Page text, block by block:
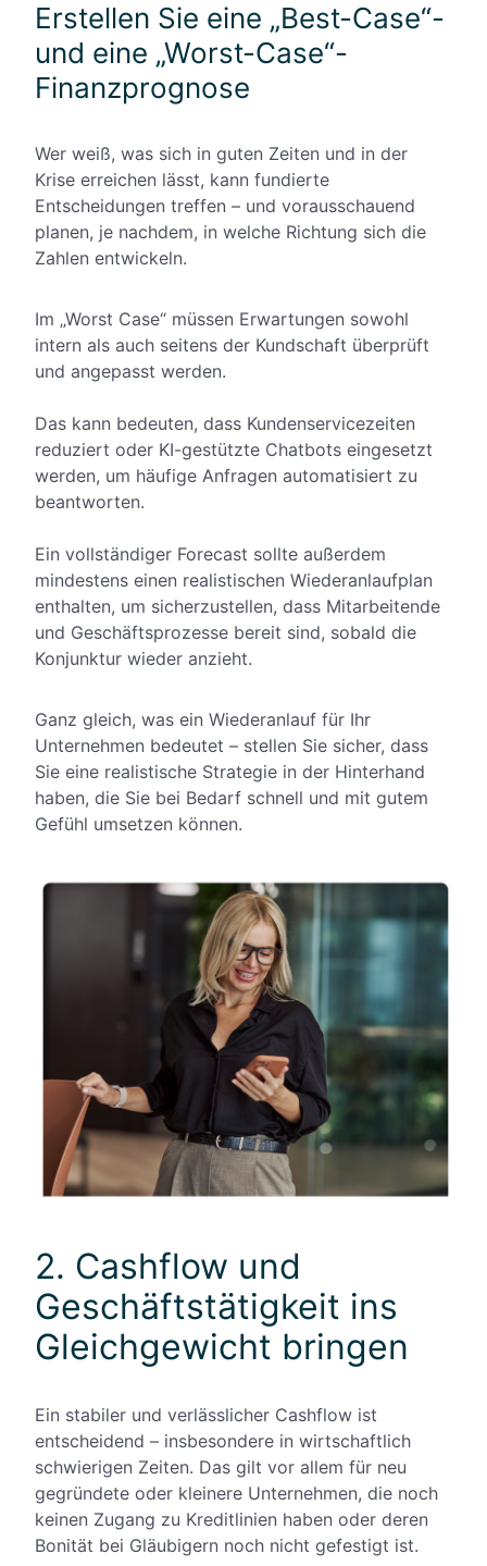
Erstellen Sie eine „Best-Case“-
und eine „Worst-Case“-
Finanzprognose
Wer weiß, was sich in guten Zeiten und in der
Krise erreichen lässt, kann fundierte
Entscheidungen treffen – und vorausschauend
planen, je nachdem, in welche Richtung sich die
Zahlen entwickeln.
Im „Worst Case“ müssen Erwartungen sowohl
intern als auch seitens der Kundschaft überprüft
und angepasst werden.
Das kann bedeuten, dass Kundenservicezeiten
reduziert oder KI-gestützte Chatbots eingesetzt
werden, um häufige Anfragen automatisiert zu
beantworten.
Ein vollständiger Forecast sollte außerdem
mindestens einen realistischen Wiederanlaufplan
enthalten, um sicherzustellen, dass Mitarbeitende
und Geschäftsprozesse bereit sind, sobald die
Konjunktur wieder anzieht.
Ganz gleich, was ein Wiederanlauf für Ihr
Unternehmen bedeutet – stellen Sie sicher, dass
Sie eine realistische Strategie in der Hinterhand
haben, die Sie bei Bedarf schnell und mit gutem
Gefühl umsetzen können.
2. Cashflow und
Geschäftstätigkeit ins
Gleichgewicht bringen
Ein stabiler und verlässlicher Cashflow ist
entscheidend – insbesondere in wirtschaftlich
schwierigen Zeiten. Das gilt vor allem für neu
gegründete oder kleinere Unternehmen, die noch
keinen Zugang zu Kreditlinien haben oder deren
Bonität bei Gläubigern noch nicht gefestigt ist.